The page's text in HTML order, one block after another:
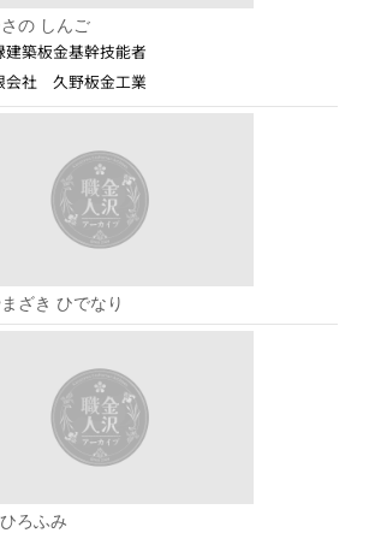
の しんご
建築板金基幹技能者
会社 久野板金工業
ざき ひでなり
ろふみ